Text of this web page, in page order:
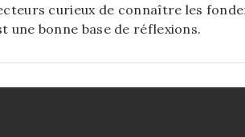
curieux de connaître les
une bonne base de réflexions.